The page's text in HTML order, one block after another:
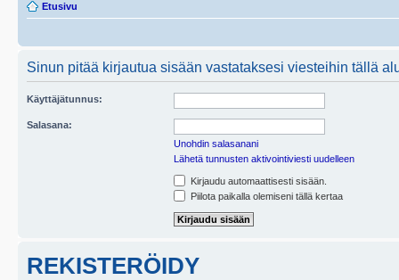
Etusivu
Sinun pitää kirjautua sisään vastataksesi viesteihin tällä
Käyttäjätunnus:
Salasana:
Unohdin salasanani
Lähetä tunnusten aktivointiviesti uudelleen
Kirjaudu automaattisesti sisään.
Piilota paikalla olemiseni tällä kertaa
REKISTERÖIDY